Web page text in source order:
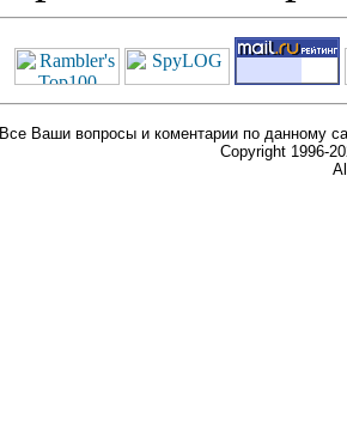
Все Ваши вопросы и коментарии по данному
Copyright 1996-